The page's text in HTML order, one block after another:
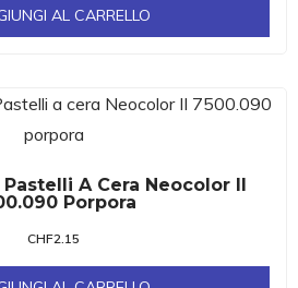
AL CARRELLO
Pastelli A Cera Neocolor II
Porpora
CHF2.15